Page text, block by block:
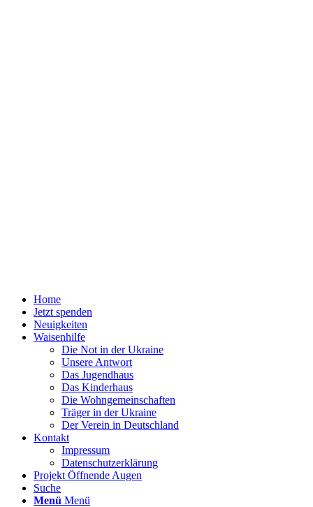
Home
Jetzt spenden
Neuigkeiten
Waisenhilfe
Die Not in der Ukraine
Unsere Antwort
Das Jugendhaus
Das Kinderhaus
Die Wohngemeinschaften
Träger in der Ukraine
Der Verein in Deutschland
Kontakt
Impressum
Datenschutzerklärung
Projekt Öffnende Augen
Suche
Menü Menü